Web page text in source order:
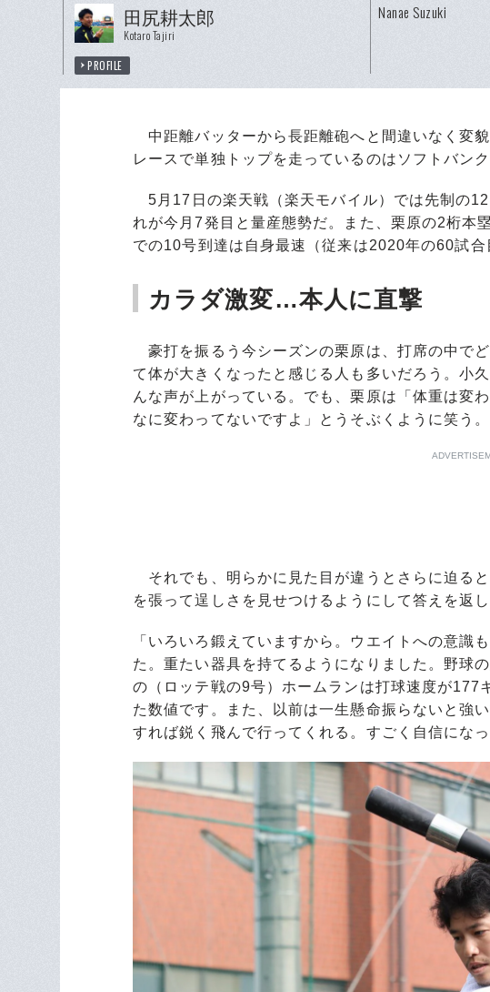
田尻耕太郎
Kotaro Tajiri
PROFILE
Nanae Suzuki
中距離バッターから長距離砲へと間違いなく変
レースで単独トップを走っているのはソフトバンク
5月17日の楽天戦（楽天モバイル）では先制の
れが今月7発目と量産態勢だ。また、栗原の2桁本
での10号到達は自身最速（従来は2020年の60試合
カラダ激変…本人に直撃
豪打を振るう今シーズンの栗原は、打席の中で
て体が大きくなったと感じる人も多いだろう。小
んな声が上がっている。でも、栗原は「体重は変
なに変わってないですよ」とうそぶくように笑う。
それでも、明らかに見た目が違うとさらに迫る
を張って逞しさを見せつけるようにして答えを返し
「いろいろ鍛えていますから。ウエイトへの意識
た。重たい器具を持てるようになりました。野球
の（ロッテ戦の9号）ホームランは打球速度が177
た数値です。また、以前は一生懸命振らないと強
すれば鋭く飛んで行ってくれる。すごく自信になっ